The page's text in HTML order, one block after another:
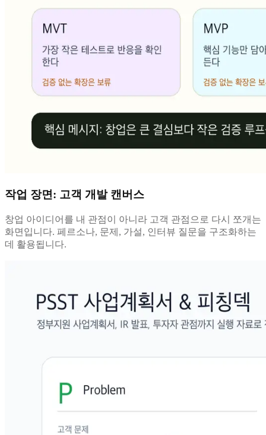
작업 장면: 고객 개발 캔버스
창업 아이디어를 내 관점이 아니라 고객 관점으로 다시 쪼개는
화면입니다. 페르소나, 문제, 가설, 인터뷰 질문을 구조화하는
데 활용됩니다.